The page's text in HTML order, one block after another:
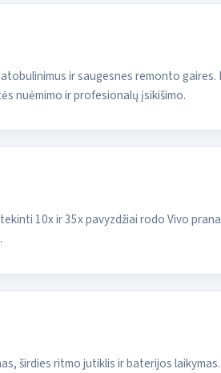
ir saugesnes remonto
nuėmimo ir profesionalų įsikišimo.
10x ir 35x pavyzdžiai rodo Vivo
širdies ritmo jutiklis ir baterijos